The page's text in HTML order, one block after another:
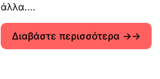
άλλα....
Διαβάστε περισσότερα →